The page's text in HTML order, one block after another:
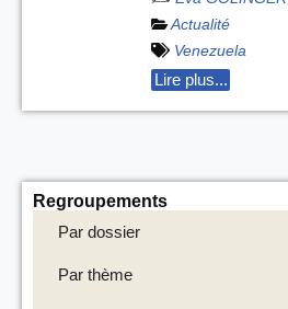
Actualité
Venezuela
Lire plus...
Regroupements
Par dossier
Par thème